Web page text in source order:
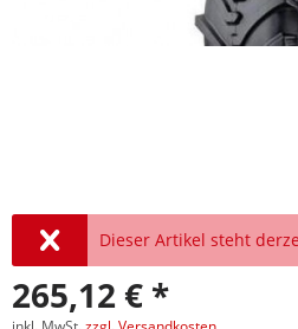
Dieser Artikel steht
265,12 € *